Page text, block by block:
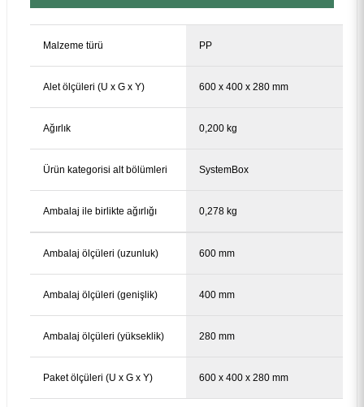
Malzeme türü PP
Alet ölçüleri (U x G x Y) 600 x 400 x 280 mm
Ağırlık 0,200 kg
Ürün kategorisi alt bölümleri SystemBox
Ambalaj ile birlikte ağırlığı 0,278 kg
Ambalaj ölçüleri (uzunluk) 600 mm
Ambalaj ölçüleri (genişlik) 400 mm
Ambalaj ölçüleri (yükseklik) 280 mm
Paket ölçüleri (U x G x Y) 600 x 400 x 280 mm